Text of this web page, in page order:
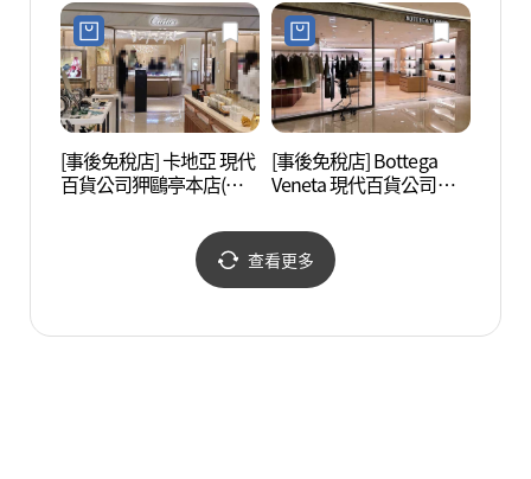
점)
본점)
[事後免稅店] 卡地亞 現代
百貨公司狎鷗亭本店(까
[事後免稅店] Bottega
Veneta 現代百貨公司狎
현대백화점 압구정본점)
查看更多